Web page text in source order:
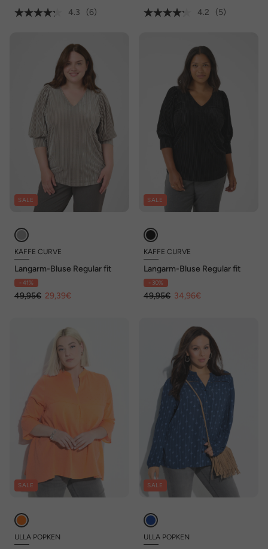
4.3
(6)
4.2
(5)
SALE
KAFFE CURVE
Langarm-Bluse Regular fit
- 41%
49,95€ 29,39€
SALE
KAFFE CURVE
Langarm-Bluse Regular fit
- 30%
49,95€ 34,96€
SALE
ULLA POPKEN
SALE
ULLA POPKEN